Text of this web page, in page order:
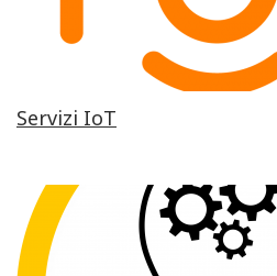
Servizi IoT